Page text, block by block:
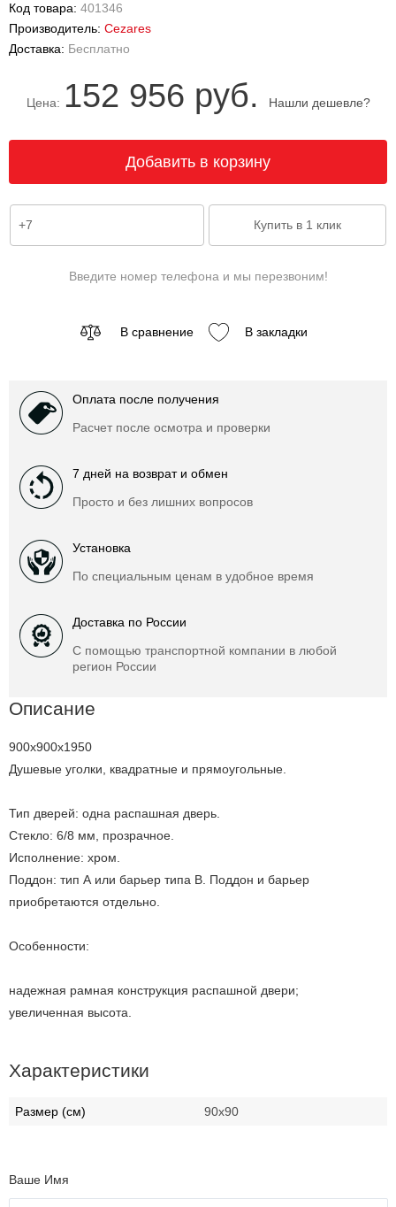
Код товара: 401346
Производитель: Cezares
Доставка: Бесплатно
Цена: 152 956 руб. Нашли дешевле?
Введите номер телефона и мы перезвоним!
В сравнение В закладки
Оплата после получения
Расчет после осмотра и проверки
7 дней на возврат и обмен
Просто и без лишних вопросов
Установка
По специальным ценам в удобное время
Доставка по России
С помощью транспортной компании в любой
регион России
Описание
900x900x1950
Душевые уголки, квадратные и прямоугольные.
Тип дверей: одна распашная дверь.
Стекло: 6/8 мм, прозрачное.
Исполнение: хром.
Поддон: тип А или барьер типа В. Поддон и барьер
приобретаются отдельно.
Особенности:
надежная рамная конструкция распашной двери;
увеличенная высота.
Характеристики
Размер (см) 90х90
Ваше Имя